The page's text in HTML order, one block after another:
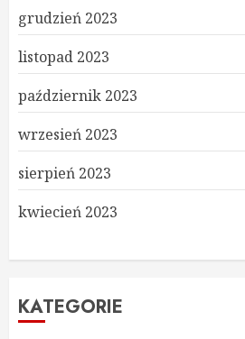
grudzień 2023
listopad 2023
październik 2023
wrzesień 2023
sierpień 2023
kwiecień 2023
KATEGORIE